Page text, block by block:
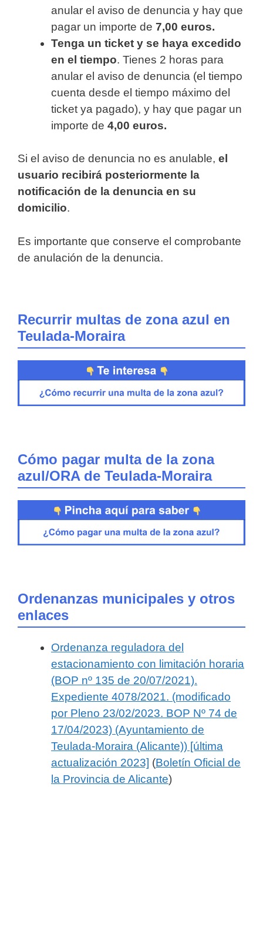
anular el aviso de denuncia y hay que
pagar un importe de 7,00 euros.
Tenga un ticket y se haya excedido
en el tiempo. Tienes 2 horas para
anular el aviso de denuncia (el tiempo
cuenta desde el tiempo máximo del
ticket ya pagado), y hay que pagar un
importe de 4,00 euros.
Si el aviso de denuncia no es anulable, el
usuario recibirá posteriormente la
notificación de la denuncia en su
domicilio.
Es importante que conserve el comprobante
de anulación de la denuncia.
Recurrir multas de zona azul en
Teulada-Moraira
Cómo pagar multa de la zona
azul/ORA de Teulada-Moraira
Ordenanzas municipales y otros
enlaces
Ordenanza reguladora del
estacionamiento con limitación horaria
(BOP nº 135 de 20/07/2021).
Expediente 4078/2021. (modificado
por Pleno 23/02/2023. BOP Nº 74 de
17/04/2023) (Ayuntamiento de
Teulada-Moraira (Alicante)) [última
actualización 2023] (Boletín Oficial de
la Provincia de Alicante)